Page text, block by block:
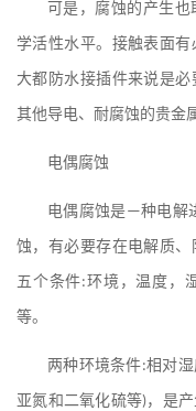
可是，腐蚀的产生
学活性水平。接触表面
大都防水接插件来说是
其他导电、耐腐蚀的贵金
电偶腐蚀
电偶腐蚀是—种电解
蚀，有必要存在电解质
五个条件:环境，温度，
等。
两种环境条件:相对
亚氮和二氧化硫等)，是